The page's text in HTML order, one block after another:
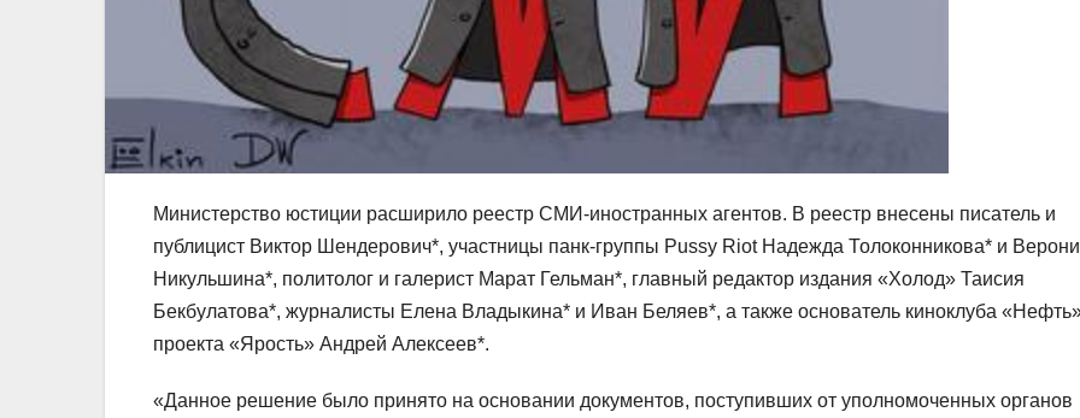
Министерство юстиции расширило реестр СМИ-иностранных агентов. В реестр внесены писатель и
публицист Виктор Шендерович*, участницы панк-группы Pussy Riot Надежда Толоконникова* и
Никульшина*, политолог и галерист Марат Гельман*, главный редактор издания «Холод» Таисия
Бекбулатова*, журналисты Елена Владыкина* и Иван Беляев*, а также основатель киноклуба
проекта «Ярость» Андрей Алексеев*.
«Данное решение было принято на основании документов, поступивших от уполномоченных органов